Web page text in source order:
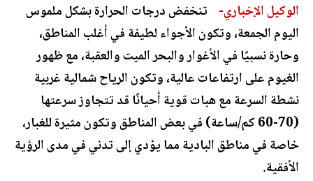
الوكيل الإخباري- تنخفض درجات الحرارة بشكل ملموس
اليوم الجمعة، وتكون الأجواء لطيفة في أغلب المناطق،
وحارة نسبيًا في الأغوار والبحر الميت والعقبة، مع ظهور
الغيوم على ارتفاعات عالية، وتكون الرياح شمالية غربية
نشطة السرعة مع هبات قوية أحيانًا قد تتجاوز سرعتها
(70-60 كم/ساعة) في بعض المناطق وتكون مثيرة للغبار،
خاصة في مناطق البادية مما يؤدي إلى تدني في مدى الرؤية
الأفقية.